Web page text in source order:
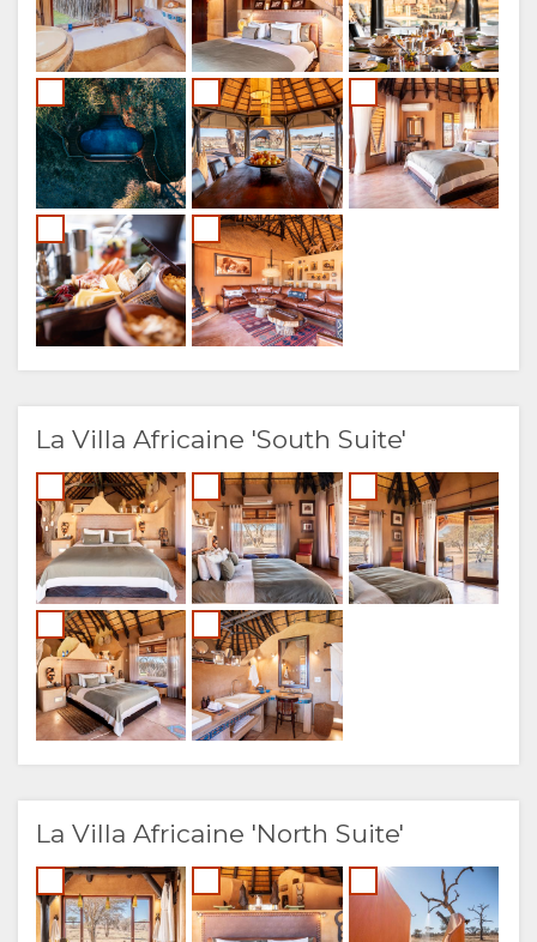
La Villa Africaine 'South Suite'
La Villa Africaine 'North Suite'